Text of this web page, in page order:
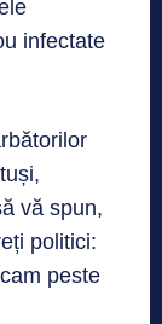
infectate
vă spun,
politici:
peste